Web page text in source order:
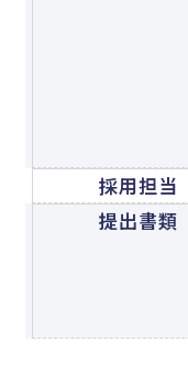
採用担当
提出書類